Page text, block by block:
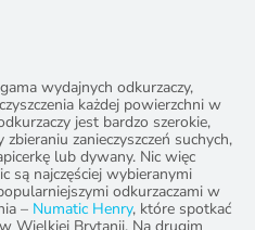
wydajnych odkurzaczy,
każdej powierzchni w
jest bardzo szerokie,
zanieczyszczeń suchych,
lub dywany. Nic więc
są najczęściej wybieranymi
odkurzaczami w
– Numatic Henry, które spotkać